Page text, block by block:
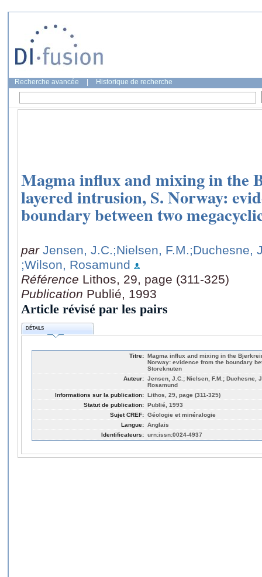
Recherche avancée Historique de recherche
Magma influx and mixing in the
layered intrusion, S. Norway:
boundary between two
par Jensen, J.C.;Nielsen, F.M.;Duchesne,
;Wilson, Rosamund
Référence Lithos, 29, page (311-325)
Publication Publié, 1993
Article révisé par les pairs
DÉTAILS
Titre: Magma influx and mixing in the
Norway: evidence from the boundary
Storeknuten
Auteur: Jensen, J.C.; Nielsen, F.M.; Duchesne,
Rosamund
Informations sur la publication: Lithos, 29, page (311-325)
Statut de publication: Publié, 1993
Sujet CREF: Géologie et minéralogie
Langue: Anglais
Identificateurs: urn:issn:0024-4937